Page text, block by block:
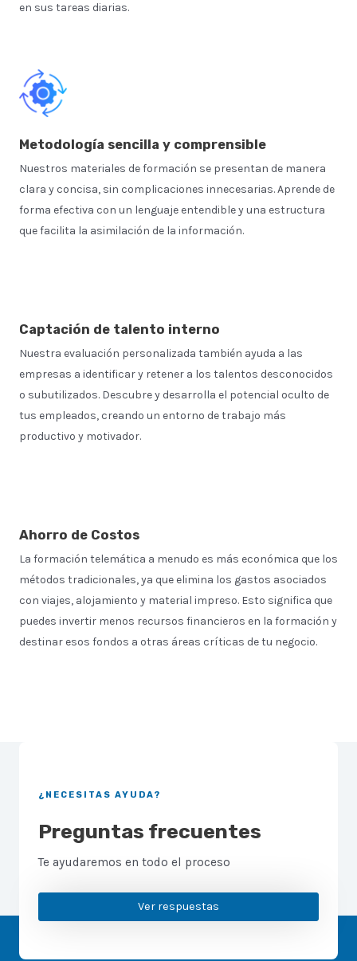
en sus tareas diarias.
Metodología sencilla y comprensible
Nuestros materiales de formación se presentan de manera
clara y concisa, sin complicaciones innecesarias. Aprende de
forma efectiva con un lenguaje entendible y una estructura
que facilita la asimilación de la información.
Captación de talento interno
Nuestra evaluación personalizada también ayuda a las
empresas a identificar y retener a los talentos desconocidos
o subutilizados. Descubre y desarrolla el potencial oculto de
tus empleados, creando un entorno de trabajo más
productivo y motivador.
Ahorro de Costos
La formación telemática a menudo es más económica que los
métodos tradicionales, ya que elimina los gastos asociados
con viajes, alojamiento y material impreso. Esto significa que
puedes invertir menos recursos financieros en la formación y
destinar esos fondos a otras áreas críticas de tu negocio.
¿NECESITAS AYUDA?
Preguntas frecuentes
Te ayudaremos en todo el proceso
Ver respuestas